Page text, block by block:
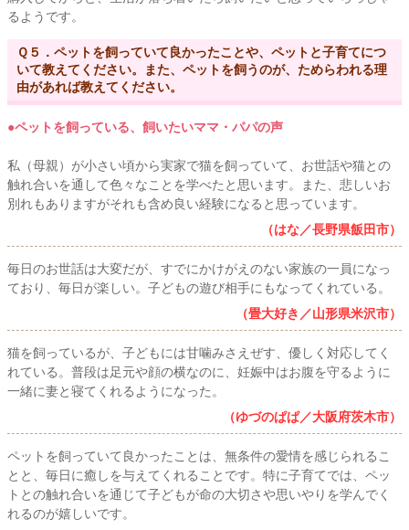
るようです。
Ｑ５．ペットを飼っていて良かったことや、ペットと子育てにつ
いて教えてください。また、ペットを飼うのが、ためらわれる理
由があれば教えてください。
●ペットを飼っている、飼いたいママ・パパの声
私（母親）が小さい頃から実家で猫を飼っていて、お世話や猫との
触れ合いを通して色々なことを学べたと思います。また、悲しいお
別れもありますがそれも含め良い経験になると思っています。
（はな／長野県飯田市）
毎日のお世話は大変だが、すでにかけがえのない家族の一員になっ
ており、毎日が楽しい。子どもの遊び相手にもなってくれている。
（畳大好き／山形県米沢市）
猫を飼っているが、子どもには甘噛みさえぜす、優しく対応してく
れている。普段は足元や顔の横なのに、妊娠中はお腹を守るように
一緒に妻と寝てくれるようになった。
（ゆづのぱぱ／大阪府茨木市）
ペットを飼っていて良かったことは、無条件の愛情を感じられるこ
とと、毎日に癒しを与えてくれることです。特に子育てでは、ペッ
トとの触れ合いを通じて子どもが命の大切さや思いやりを学んでく
れるのが嬉しいです。